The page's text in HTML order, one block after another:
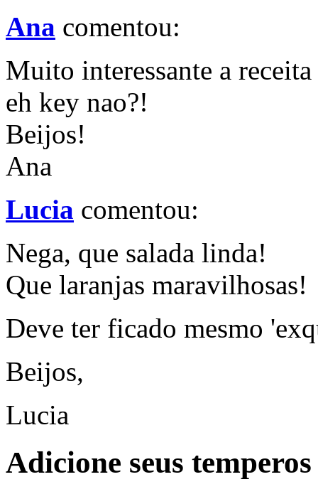
Ana comentou:
Muito interessante a
eh key nao?!
Beijos!
Ana
Lucia comentou:
Nega, que salada linda!
Que laranjas maravilhosas!
Deve ter ficado mesmo
Beijos,
Lucia
Adicione seus temperos